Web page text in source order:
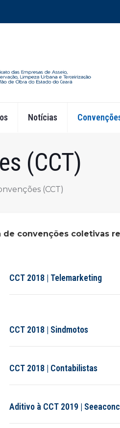
Notícias
(CCT)
(CCT)
de convenções coletivas
CCT 2018 | Telemarketing
CCT 2018 | Sindmotos
CCT 2018 | Contabilistas
Aditivo à CCT 2019 |